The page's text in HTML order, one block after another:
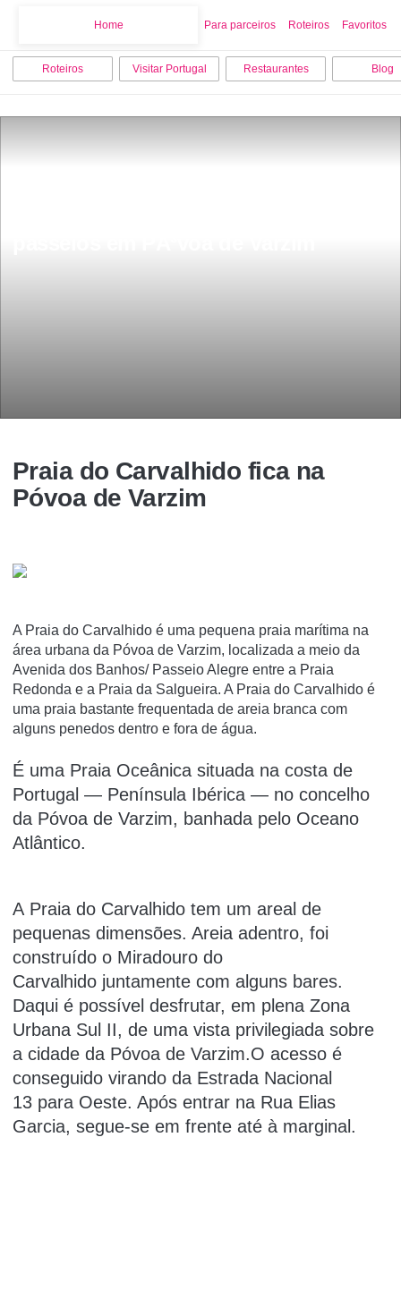
Home Para parceiros Roteiros Favoritos
Roteiros Visitar Portugal Restaurantes Blog
Praia do Carvalhido fica na
Póvoa de Varzim
A Praia do Carvalhido é uma pequena praia marí­tima na
área urbana da Póvoa de Varzim, localizada a meio da
Avenida dos Banhos/ Passeio Alegre entre a Praia
Redonda e a Praia da Salgueira. A Praia do Carvalhido é
uma praia bastante frequentada de areia branca com
alguns penedos dentro e fora de água.
É uma Praia Oceânica situada na costa de
Portugal — Península Ibérica — no concelho
da Póvoa de Varzim, banhada pelo Oceano
Atlântico.
A Praia do Carvalhido tem um areal de
pequenas dimensões. Areia adentro, foi
construído o Miradouro do
Carvalhido juntamente com alguns bares.
Daqui é possível desfrutar, em plena Zona
Urbana Sul II, de uma vista privilegiada sobre
a cidade da Póvoa de Varzim.O acesso é
conseguido virando da Estrada Nacional
13 para Oeste. Após entrar na Rua Elias
Garcia, segue-se em frente até à marginal.